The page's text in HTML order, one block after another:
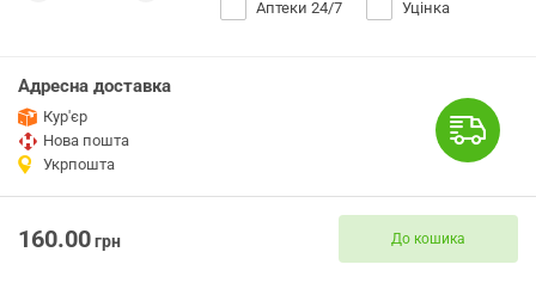
Аптеки 24/7 Уцінка
Адресна доставка
Кур'єр
Нова пошта
Укрпошта
160.00грн До кошика